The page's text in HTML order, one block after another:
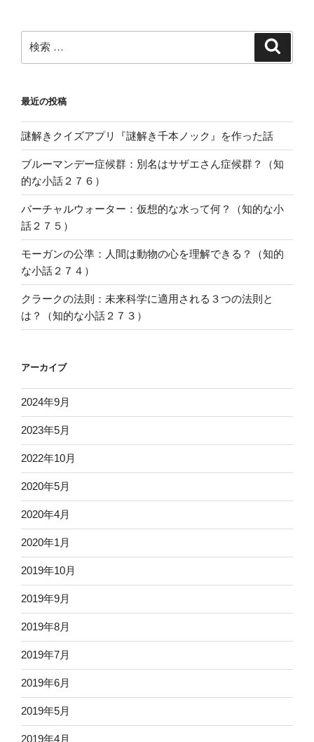
索:
最近の投稿
謎解きクイズアプリ『謎解き千本ノック』を作った話
ブルーマンデー症候群：別名はサザエさん症候群？（知
的な小話２７６）
バーチャルウォーター：仮想的な水って何？（知的な小
話２７５）
モーガンの公準：人間は動物の心を理解できる？（知的
な小話２７４）
クラークの法則：未来科学に適用される３つの法則と
は？（知的な小話２７３）
アーカイブ
2024年9月
2023年5月
2022年10月
2020年5月
2020年4月
2020年1月
2019年10月
2019年9月
2019年8月
2019年7月
2019年6月
2019年5月
2019年4月